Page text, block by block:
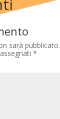
sarà pubblicato.
*